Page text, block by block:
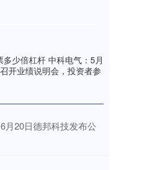
06
广东荔枝嘉年华在广州启
季的精彩序幕。茂名、湛
多少倍杠杆 中科电气：5月
开业绩说明会，投资者参
月20日德邦科技发布公